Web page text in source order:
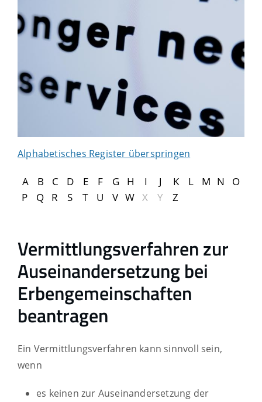
Alphabetisches Register überspringen
A B C D E F G H I J K L M N
O
P
Q R S T U V W X Y Z
Vermittlungsverfahren zur
Auseinandersetzung bei
Erbengemeinschaften
beantragen
Ein Vermittlungsverfahren kann sinnvoll sein,
wenn
es keinen zur Auseinandersetzung der